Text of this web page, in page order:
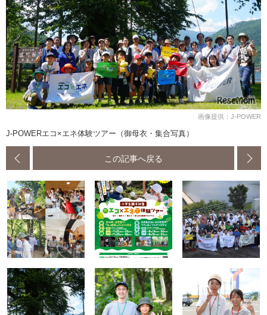
画像提供：J-POWER
J-POWERエコ×エネ体験ツアー（御母衣・集合写真）
この記事へ戻る